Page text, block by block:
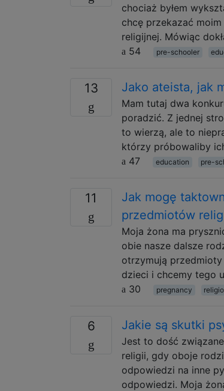
chociaż byłem
chcę przekazać
religijnej. Mówiąc
54
pre-schooler
13 Jako ateista, jak
Mam tutaj dwa
poradzić. Z jednej
to wierzą, ale to
którzy próbowaliby
47
education pre-
11
Jak mogę
przedmiotów
Moja żona ma
obie nasze dalsze
otrzymują przedmioty
dzieci i chcemy tego
30
pregnancy
6 Jakie są skutki
Jest to dość
religii, gdy oboje
odpowiedzi na inne
odpowiedzi. Moja